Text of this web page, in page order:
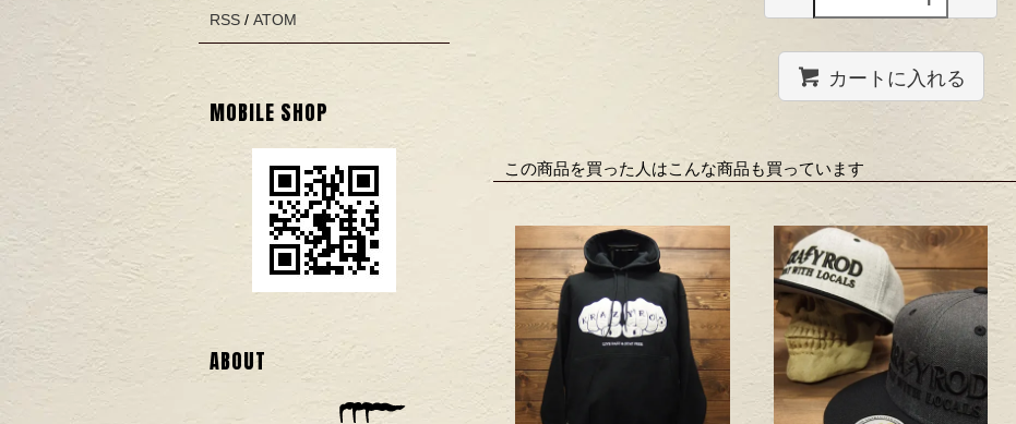
カートに入れる
この商品を買った人はこんな商品も買っています
RSS / ATOM
MOBILE SHOP
ABOUT